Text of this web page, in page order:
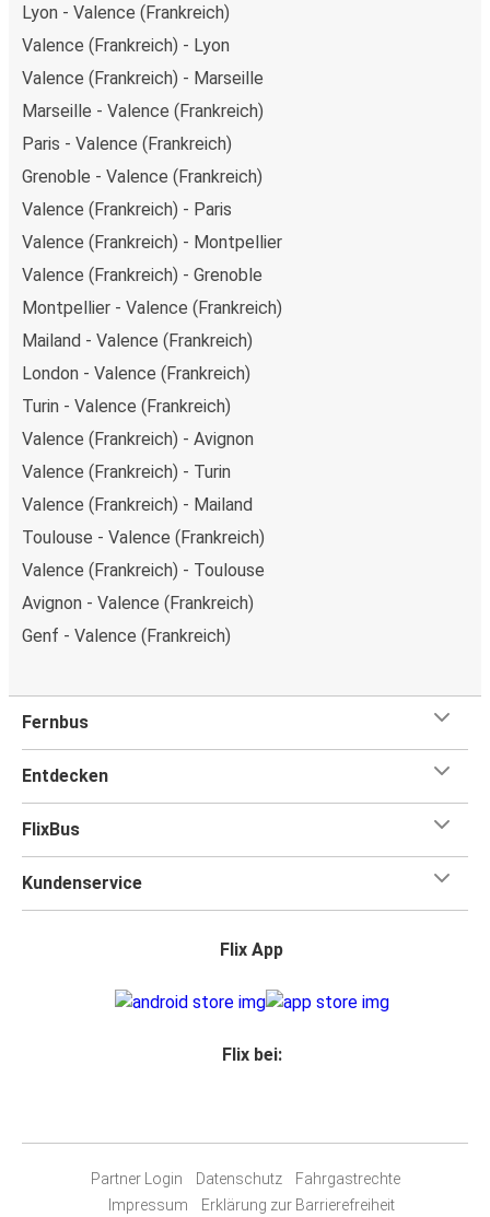
Lyon - Valence (Frankreich)
Valence (Frankreich) - Lyon
Valence (Frankreich) - Marseille
Marseille - Valence (Frankreich)
Paris - Valence (Frankreich)
Grenoble - Valence (Frankreich)
Valence (Frankreich) - Paris
Valence (Frankreich) - Montpellier
Valence (Frankreich) - Grenoble
Montpellier - Valence (Frankreich)
Mailand - Valence (Frankreich)
London - Valence (Frankreich)
Turin - Valence (Frankreich)
Valence (Frankreich) - Avignon
Valence (Frankreich) - Turin
Valence (Frankreich) - Mailand
Toulouse - Valence (Frankreich)
Valence (Frankreich) - Toulouse
Avignon - Valence (Frankreich)
Genf - Valence (Frankreich)
Fernbus
Entdecken
FlixBus
Kundenservice
Flix App
Flix bei:
Partner Login Datenschutz
Fahrgastrechte
Impressum
Erklärung zur Barrierefreiheit